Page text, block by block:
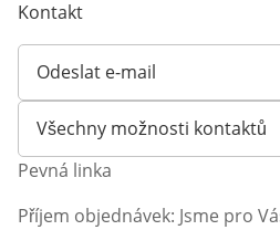
Kontakt
Odeslat e-mail
Otevírá e-mailového klienta
Všechny možnosti kontaktů
Pevná linka
Příjem objednávek: Jsme pro